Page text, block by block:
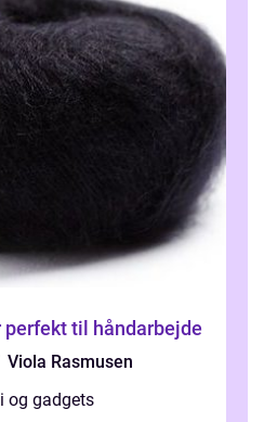
perfekt til håndarbejde
Viola Rasmusen
og gadgets